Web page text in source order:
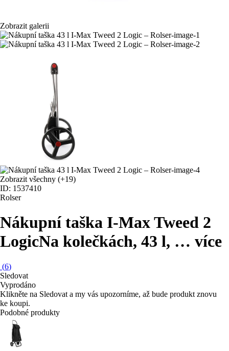
Zobrazit galerii
Zobrazit všechny (+19)
ID: 1537410
Rolser
Nákupní taška I-Max Tweed 2
LogicNa kolečkách, 43 l, … více
(6)
Sledovat
Vyprodáno
Klikněte na Sledovat a my vás upozorníme, až bude produkt znovu
ke koupi.
Podobné produkty